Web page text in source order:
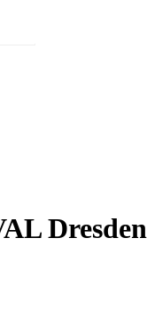
Dresden